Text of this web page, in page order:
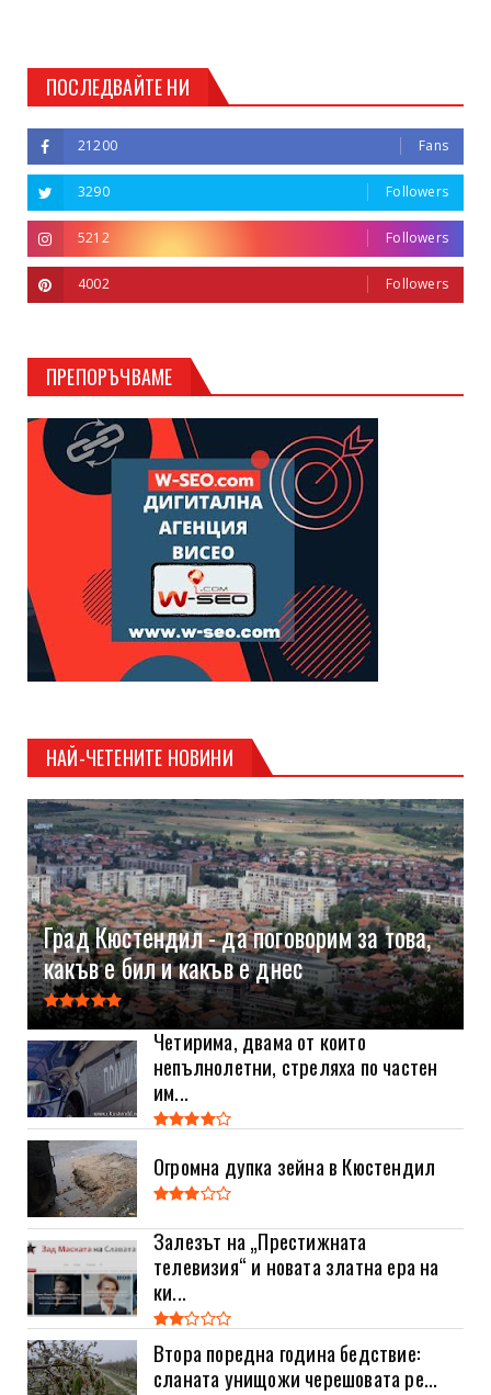
ПОСЛЕДВАЙТЕ НИ
21200 Fans
3290 Followers
5212 Followers
4002 Followers
ПРЕПОРЪЧВАМЕ
НАЙ-ЧЕТЕНИТЕ НОВИНИ
Град Кюстендил - да поговорим за това,
какъв е бил и какъв е днес
Четирима, двама от които
непълнолетни, стреляха по частен
им...
Огромна дупка зейна в Кюстендил
Залезът на „Престижната
телевизия“ и новата златна ера на
ки...
Втора поредна година бедствие:
сланата унищожи черешовата ре...